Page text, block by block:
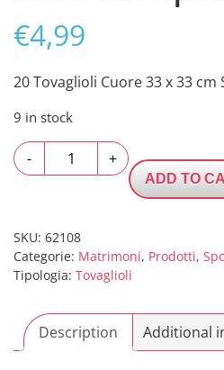
€4,99
20 Tovaglioli Cuore 33 x 33 cm
9 in stock
-
Tovaglioli
x
33
cm
quantity
+
ADD TO
SKU: 62108
Categorie: Matrimoni, Prodotti,
Tipologia: Tovaglioli
Description Additional